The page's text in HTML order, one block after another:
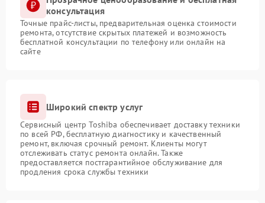
консультация
Точные прайс-листы, предварительная оценка стоимости
ремонта, отсутствие скрытых платежей и возможность
бесплатной консультации по телефону или онлайн на
сайте
Широкий спектр услуг
Сервисный центр Toshiba обеспечивает доставку техники
по всей РФ, бесплатную диагностику и качественный
ремонт, включая срочный ремонт. Клиенты могут
отслеживать статус ремонта онлайн. Также
предоставляется постгарантийное обслуживание для
продления срока службы техники